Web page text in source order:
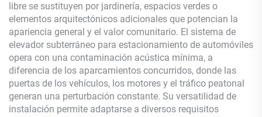
libre se sustituyen por jardinería, espacios verdes o
elementos arquitectónicos adicionales que potencian la
apariencia general y el valor comunitario. El sistema de
elevador subterráneo para estacionamiento de automóviles
opera con una contaminación acústica mínima, a
diferencia de los aparcamientos concurridos, donde las
puertas de los vehículos, los motores y el tráfico peatonal
generan una perturbación constante. Su versatilidad de
instalación permite adaptarse a diversos requisitos